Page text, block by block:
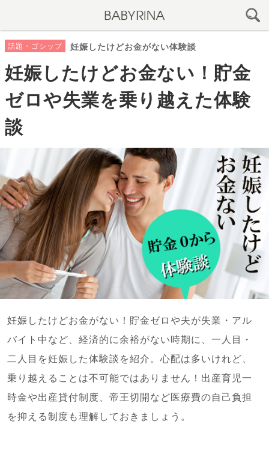
話題・ゴシップ 妊娠したけどお金がない体験談
妊娠したけどお金ない！貯金
ゼロや失業を乗り越えた体験
談
妊娠したけどお金がない！貯金ゼロや夫が失業・アル
バイト中など、経済的に余裕がない時期に、一人目・
二人目を妊娠した体験談を紹介。心配は多いけれど、
乗り越えることは不可能ではありません！出産育児一
時金や出産貸付制度、帝王切開など医療費の自己負担
を抑える制度も理解しておきましょう。